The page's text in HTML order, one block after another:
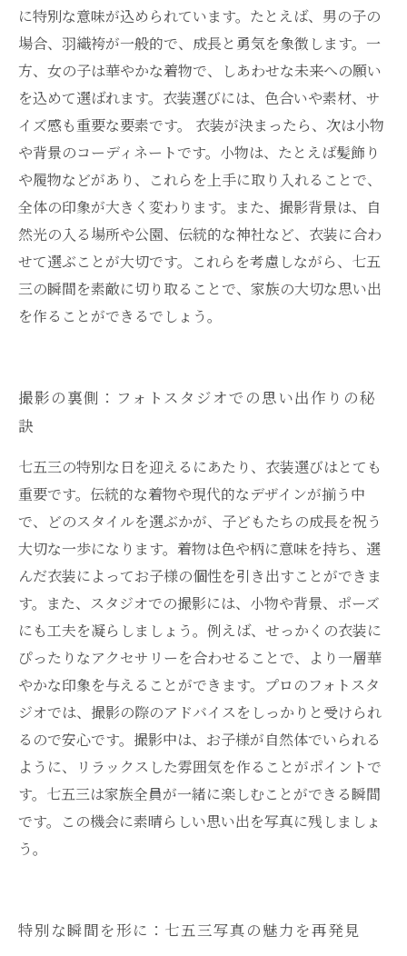
に特別な意味が込められています。たとえば、男の子の
場合、羽織袴が一般的で、成長と勇気を象徴します。一
方、女の子は華やかな着物で、しあわせな未来への願い
を込めて選ばれます。衣装選びには、色合いや素材、サ
イズ感も重要な要素です。 衣装が決まったら、次は小物
や背景のコーディネートです。小物は、たとえば髪飾り
や履物などがあり、これらを上手に取り入れることで、
全体の印象が大きく変わります。また、撮影背景は、自
然光の入る場所や公園、伝統的な神社など、衣装に合わ
せて選ぶことが大切です。これらを考慮しながら、七五
三の瞬間を素敵に切り取ることで、家族の大切な思い出
を作ることができるでしょう。
撮影の裏側：フォトスタジオでの思い出作りの秘
訣
七五三の特別な日を迎えるにあたり、衣装選びはとても
重要です。伝統的な着物や現代的なデザインが揃う中
で、どのスタイルを選ぶかが、子どもたちの成長を祝う
大切な一歩になります。着物は色や柄に意味を持ち、選
んだ衣装によってお子様の個性を引き出すことができま
す。また、スタジオでの撮影には、小物や背景、ポーズ
にも工夫を凝らしましょう。例えば、せっかくの衣装に
ぴったりなアクセサリーを合わせることで、より一層華
やかな印象を与えることができます。プロのフォトスタ
ジオでは、撮影の際のアドバイスをしっかりと受けられ
るので安心です。撮影中は、お子様が自然体でいられる
ように、リラックスした雰囲気を作ることがポイントで
す。七五三は家族全員が一緒に楽しむことができる瞬間
です。この機会に素晴らしい思い出を写真に残しましょ
う。
特別な瞬間を形に：七五三写真の魅力を再発見